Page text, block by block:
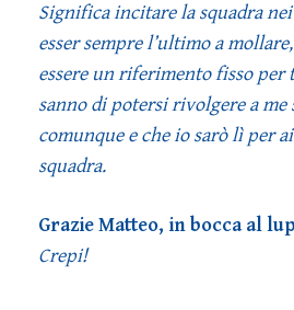
Significa incitare la squadra
esser sempre l’ultimo a
essere un riferimento fisso
sanno di potersi rivolgere a me
comunque e che io sarò lì per
squadra.
Grazie Matteo, in bocca al
Crepi!